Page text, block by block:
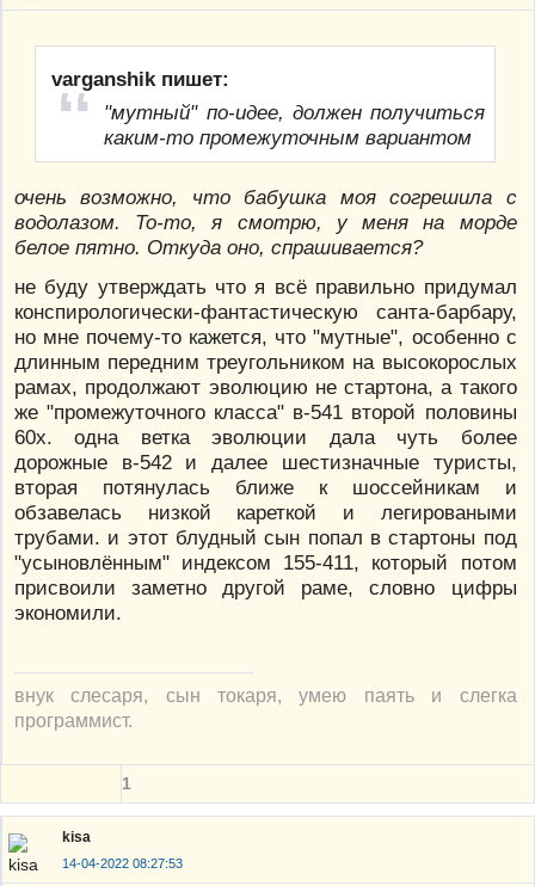
varganshik пишет:
"мутный" по-идее, должен получиться
каким-то промежуточным вариантом
очень возможно, что бабушка моя согрешила с
водолазом. То-то, я смотрю, у меня на морде
белое пятно. Откуда оно, спрашивается?
не буду утверждать что я всё правильно придумал
конспирологически-фантастическую санта-барбару,
но мне почему-то кажется, что "мутные", особенно с
длинным передним треугольником на высокорослых
рамах, продолжают эволюцию не стартона, а такого
же "промежуточного класса" в-541 второй половины
60х. одна ветка эволюции дала чуть более
дорожные в-542 и далее шестизначные туристы,
вторая потянулась ближе к шоссейникам и
обзавелась низкой кареткой и легироваными
трубами. и этот блудный сын попал в стартоны под
"усыновлённым" индексом 155-411, который потом
присвоили заметно другой раме, словно цифры
экономили.
внук слесаря, сын токаря, умею паять и слегка
программист.
1
kisa
14-04-2022 08:27:53